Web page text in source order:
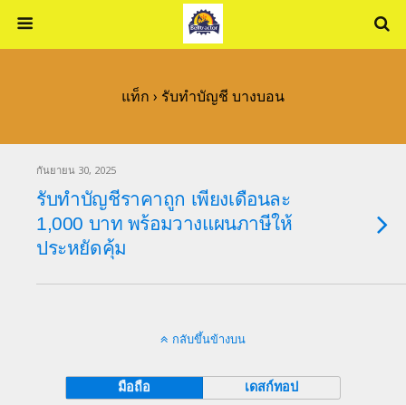
แท็ก › รับทำบัญชี บางบอน
กันยายน 30, 2025
รับทำบัญชีราคาถูก เพียงเดือนละ
1,000 บาท พร้อมวางแผนภาษีให้
ประหยัดคุ้ม
กลับขึ้นข้างบน
มือถือ เดสก์ทอป